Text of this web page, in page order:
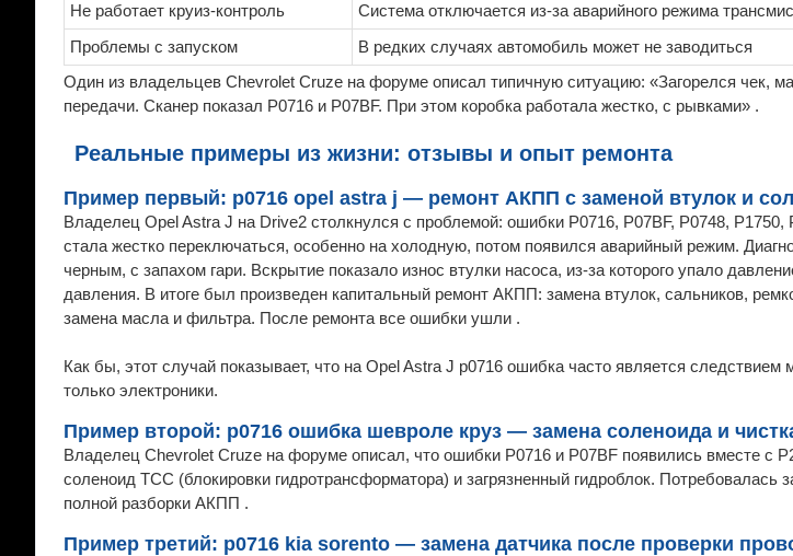
Не работает круиз-контроль
Система отключается из-за аварийного режима
Проблемы с запуском
В редких случаях автомобиль может не заводиться
Один из владельцев Chevrolet Cruze на форуме описал типичную ситуацию: «Загорелся чек,
передачи. Сканер показал P0716 и P07BF. При этом коробка работала жестко, с рывками» .
Реальные примеры из жизни: отзывы и опыт ремонта
Пример первый: p0716 opel astra j — ремонт АКПП с заменой втулок и
Владелец Opel Astra J на Drive2 столкнулся с проблемой: ошибки P0716, P07BF, P0748, P1750,
стала жестко переключаться, особенно на холодную, потом появился аварийный режим.
черным, с запахом гари. Вскрытие показало износ втулки насоса, из-за которого упало
давления. В итоге был произведен капитальный ремонт АКПП: замена втулок, сальников,
замена масла и фильтра. После ремонта все ошибки ушли .
Как бы, этот случай показывает, что на Opel Astra J p0716 ошибка часто является следствием
только электроники.
Пример второй: p0716 ошибка шевроле круз — замена соленоида и
Владелец Chevrolet Cruze на форуме описал, что ошибки P0716 и P07BF появились вместе с
соленоид TCC (блокировки гидротрансформатора) и загрязненный гидроблок. Потребовалась
полной разборки АКПП .
Пример третий: p0716 kia sorento — замена датчика после проверки